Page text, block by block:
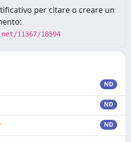
per citare o creare un
11367/18594
ND
ND
ND